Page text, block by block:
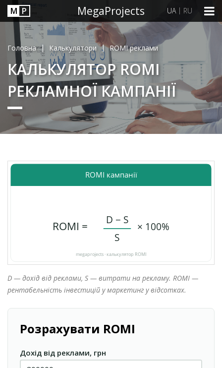
М P MegaProjects UA | RU
КАЛЬКУЛЯТОР ROMI
РЕКЛАМНОЇ КАМПАНІЇ
Головна | Калькулятори | ROMI реклами
D — дохід від реклами, S — витрати на рекламу. ROMI —
рентабельність інвестицій у маркетинг у відсотках.
Розрахувати ROMI
Дохід від реклами, грн